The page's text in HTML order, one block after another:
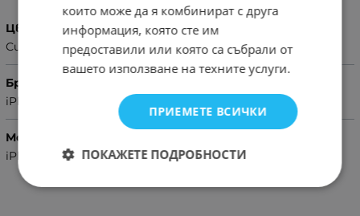
Цвят
Син
Бранд
iPhone
Модел Телефон
iPhone 7G,iPhone 8G,iPhone SE 2020,iPhone SE3
които може да я комбинират с друга
информация, която сте им
предоставили или която са събрали от
вашето използване на техните услуги.
ПРИЕМЕТЕ ВСИЧКИ
ПОКАЖЕТЕ ПОДРОБНОСТИ